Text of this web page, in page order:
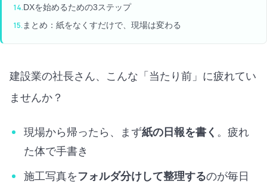
DXを始めるための3ステップ
まとめ：紙をなくすだけで、現場は変わる
建設業の社長さん、こんな「当たり前」に疲れてい
ませんか？
現場から帰ったら、まず紙の日報を書く 。疲れ
た体で手書き
施工写真を フォルダ分けして整理するのが毎日